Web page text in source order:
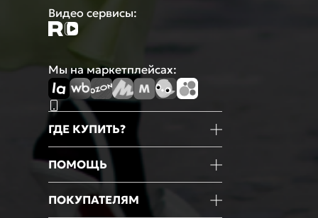
Видео сервисы:
Мы на маркетплейсах:
ГДЕ КУПИТЬ?
Маркетплейсы
ПОМОЩЬ
Информация о товаре
Оформление покупки
ПОКУПАТЕЛЯМ